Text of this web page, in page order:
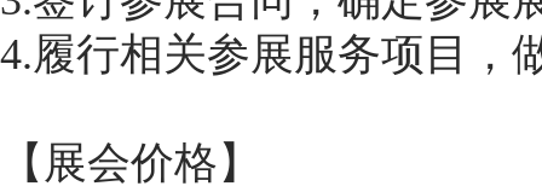
4.履行相关参展服务项目，
【展会价格】